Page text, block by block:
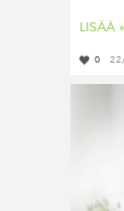
LISÄÄ »
0